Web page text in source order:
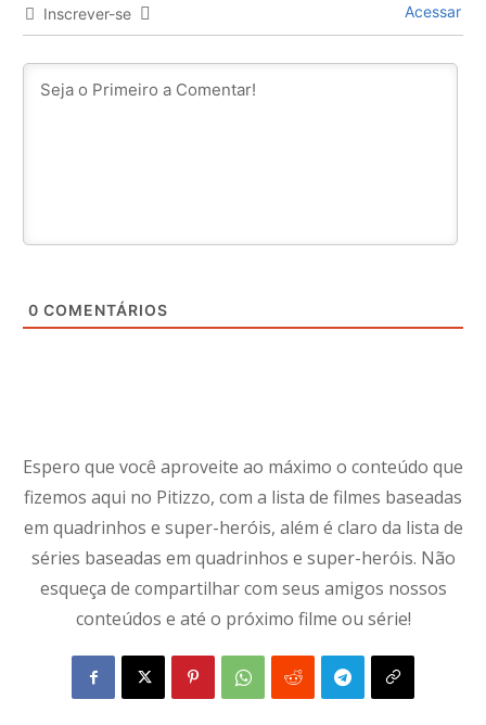
Inscrever-se Acessar
0 COMENTÁRIOS
Espero que você aproveite ao máximo o conteúdo que
fizemos aqui no Pitizzo, com a lista de filmes baseadas
em quadrinhos e super-heróis, além é claro da lista de
séries baseadas em quadrinhos e super-heróis. Não
esqueça de compartilhar com seus amigos nossos
conteúdos e até o próximo filme ou série!